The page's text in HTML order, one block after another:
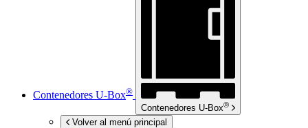
Contenedores U-Box®
Contenedores U-Box®
Volver al menú principal